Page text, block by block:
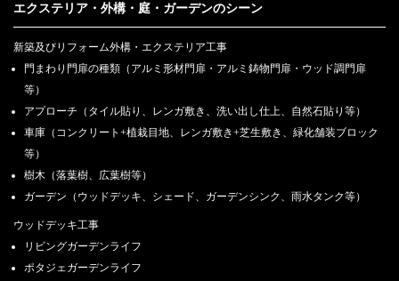
エクステリア・外構・庭・ガーデンのシーン
新築及びリフォーム外構・エクステリア工事
門まわり門扉の種類（アルミ形材門扉・アルミ鋳物門扉・ウッド調門扉
等）
アプローチ（タイル貼り、レンガ敷き、洗い出し仕上、自然石貼り等）
車庫（コンクリート+植栽目地、レンガ敷き+芝生敷き、緑化舗装ブロック
等）
樹木（落葉樹、広葉樹等）
ガーデン（ウッドデッキ、シェード、ガーデンシンク、雨水タンク等）
ウッドデッキ工事
リビングガーデンライフ
ポタジェガーデンライフ